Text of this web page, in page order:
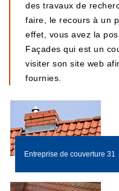
des travaux de
faire, le recours à un
effet, vous avez la
Façades qui est un
visiter son site web
fournies.
Entreprise de couverture 31